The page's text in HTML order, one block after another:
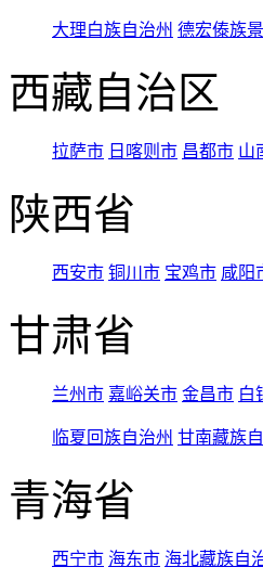
大理白族自治州 德宏傣族
西藏自治区
拉萨市 日喀则市 昌都市 山
陕西省
西安市 铜川市 宝鸡市 咸阳
甘肃省
兰州市 嘉峪关市 金昌市 白
临夏回族自治州 甘南藏族
青海省
西宁市 海东市 海北藏族自